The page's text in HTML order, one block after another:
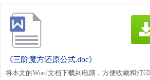
《三阶魔方还原公式.doc》
将本文的Word文档下载到电脑，方便收藏和打印